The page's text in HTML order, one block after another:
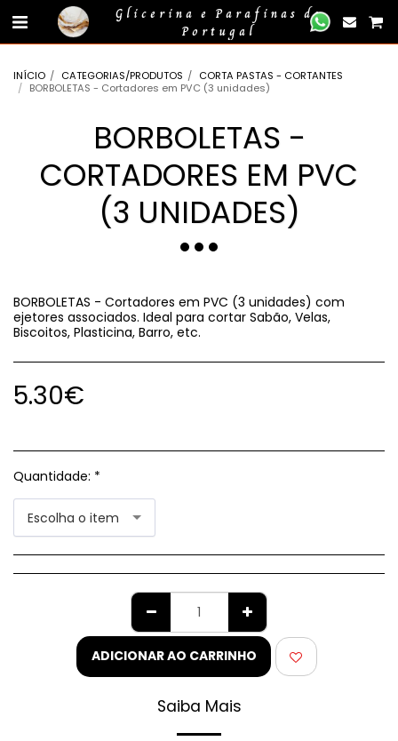
gtag('event', 'compra_finalizada', { //});
Glicerina e Parafinas de
Portugal
INÍCIO CATEGORIAS/PRODUTOS
CORTA PASTAS - CORTANTES
BORBOLETAS - Cortadores em PVC (3 unidades)
BORBOLETAS -
CORTADORES EM PVC
(3 UNIDADES)
BORBOLETAS - Cortadores em PVC (3 unidades) com
ejetores associados. Ideal para cortar Sabão, Velas,
Biscoitos, Plasticina, Barro, etc.
5.30€
Quantidade: *
Escolha o item
ADICIONAR AO CARRINHO
Saiba Mais